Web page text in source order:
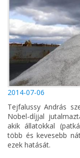
2014-07-06
Tejfalussy András
Nobel-díjjal
akik állatokkal
több és kevesebb
ezek hatását.